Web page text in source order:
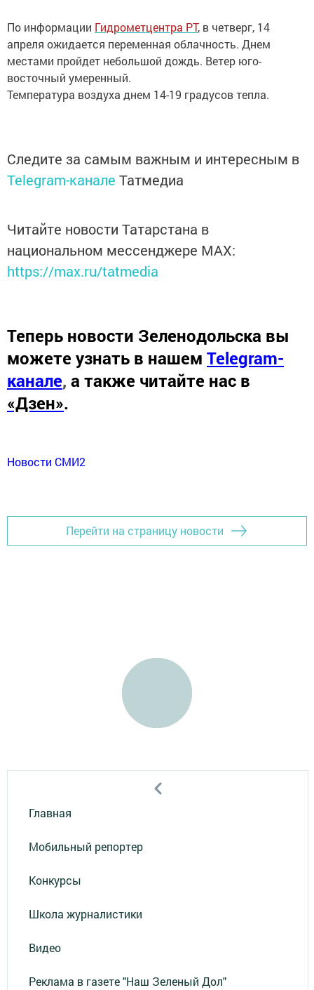
По информации Гидрометцентра РТ, в четверг, 14
апреля ожидается переменная облачность. Днем
местами пройдет небольшой дождь. Ветер юго-
восточный умеренный.
Температура воздуха днем 14-19 градусов тепла.
Следите за самым важным и интересным в
Telegram-канале Татмедиа
Читайте новости Татарстана в
национальном мессенджере MАХ:
https://max.ru/tatmedia
Теперь новости Зеленодольска вы
можете узнать в нашем Telegram-
канале, а также читайте нас в
«Дзен».
Новости СМИ2
Перейти на страницу новости
Главная
Мобильный репортер
Конкурсы
Школа журналистики
Видео
Реклама в газете "Наш Зеленый Дол"